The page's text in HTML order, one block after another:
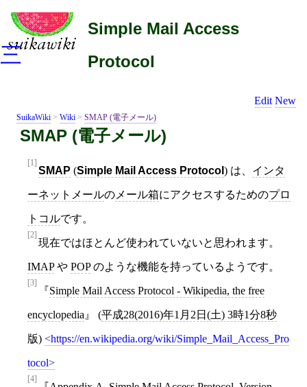
Simple Mail Access
Protocol
Edit New
SuikaWiki > Wiki > SMAP (電子メール)
SMAP (電子メール)
[1]
SMAP (Simple Mail Access Protocol ) は、 インタ
ーネットメールの メール箱にアクセスするためのプロ
トコルです。
[2]
現在ではほとんど使われていないと思われます。
IMAPや POPのような機能を持っているようです。
[3]
Simple Mail Access Protocol - Wikipedia, the free
encyclopedia (平成28(2016)年1月2日(土) 3時1分8秒
版) https://en.wikipedia.org/wiki/Simple_Mail_Access_Pro
tocol
[4]
三